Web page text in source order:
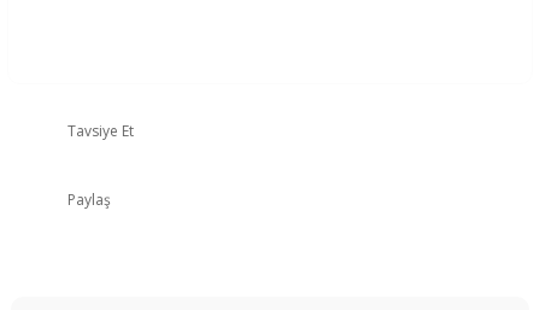
Tavsiye Et
Paylaş